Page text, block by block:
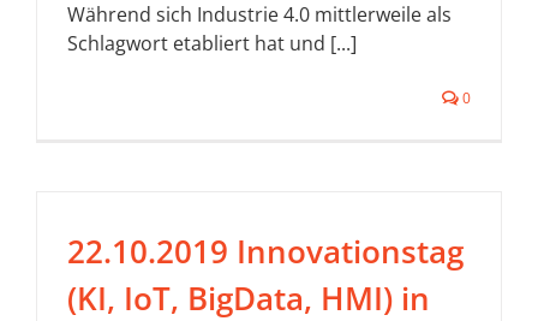
Während sich Industrie 4.0 mittlerweile als
Schlagwort etabliert hat und [...]
0
22.10.2019 Innovationstag
(KI, IoT, BigData, HMI) in